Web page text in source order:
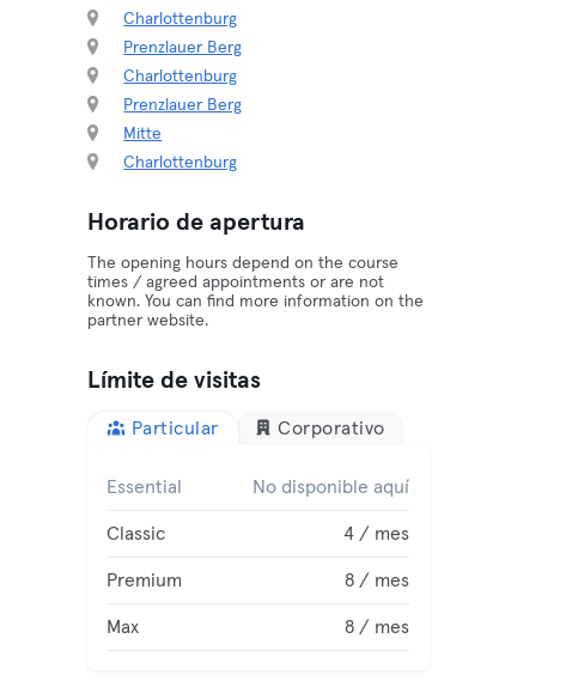
Charlottenburg
Prenzlauer Berg
Charlottenburg
Prenzlauer Berg
Mitte
Charlottenburg
Horario de apertura
The opening hours depend on the course
times / agreed appointments or are not
known. You can find more information on the
partner website.
Límite de visitas
Particular Corporativo
Essential No disponible aquí
Classic 4 / mes
Premium 8 / mes
Max 8 / mes